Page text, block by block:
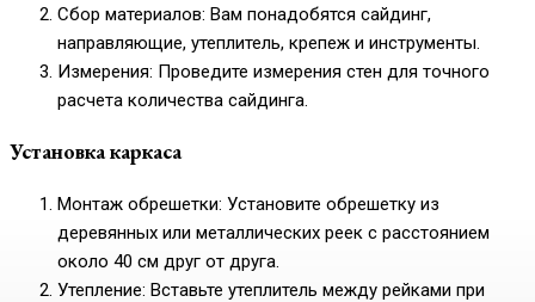
Сбор материалов: Вам понадобятся сайдинг,
направляющие, утеплитель, крепеж и инструменты.
Измерения: Проведите измерения стен для точного
расчета количества сайдинга.
Установка каркаса
Монтаж обрешетки: Установите обрешетку из
деревянных или металлических реек с расстоянием
около 40 см друг от друга.
Утепление: Вставьте утеплитель между рейками при